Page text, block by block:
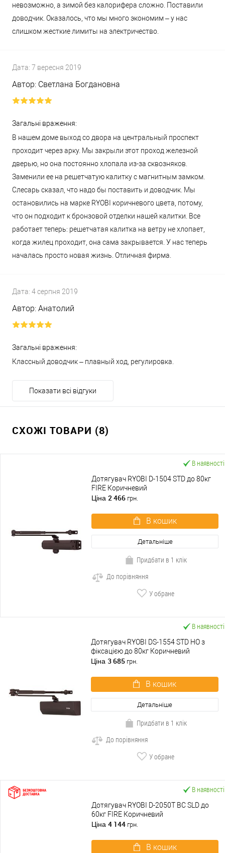
невозможно, а зимой без калорифера сложно. Поставили
доводчик. Оказалось, что мы много экономим – у нас
слишком жесткие лимиты на электричество.
Дата: 7 вересня 2019
Автор: Светлана Богдановна
Загальні враження:
В нашем доме выход со двора на центральный проспект
проходит через арку. Мы закрыли этот проход железной
дверью, но она постоянно хлопала из-за сквозняков.
Заменили ее на решетчатую калитку с магнитным замком.
Слесарь сказал, что надо бы поставить и доводчик. Мы
остановились на марке RYOBI коричневого цвета, потому,
что он подходит к бронзовой отделки нашей калитки. Все
работает теперь: решетчатая калитка на ветру не хлопает,
когда жилец проходит, она сама закрывается. У нас теперь
началась просто новая жизнь. Отличная фирма.
Дата: 4 серпня 2019
Автор: Анатолий
Загальні враження:
Классный доводчик – плавный ход, регулировка.
Показати всі відгуки
СХОЖІ ТОВАРИ (8)
В наявності
Дотягувач RYOBI D-1504 STD до 80кг
FIRE Коричневий
Ціна 2 466 грн.
В кошик
Детальніше
Придбати в 1 клік
До порівняння
У обране
В наявності
Дотягувач RYOBI DS-1554 STD HO з
фіксацією до 80кг Коричневий
Ціна 3 685 грн.
В кошик
Детальніше
Придбати в 1 клік
До порівняння
У обране
В наявності
Дотягувач RYOBI D-2050T BC SLD до
60кг FIRE Коричневий
Ціна 4 144 грн.
В кошик